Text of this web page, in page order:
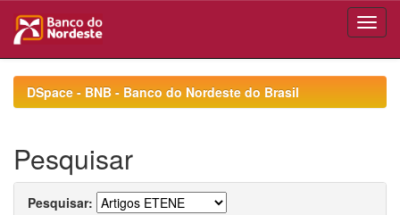
navigationDSpace - BNB - Banco do Nordeste do Brasil
Pesquisar
Pesquisar: